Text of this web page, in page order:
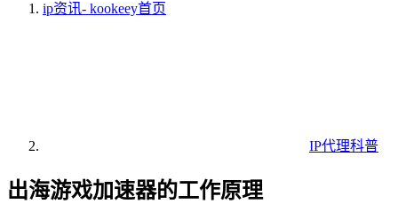
ip资讯- kookeey首页
IP代理科普
出海游戏加速器的工作原理